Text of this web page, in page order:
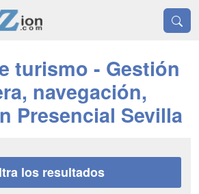
turismo - Gestión
navegación,
Presencial Sevilla
los resultados